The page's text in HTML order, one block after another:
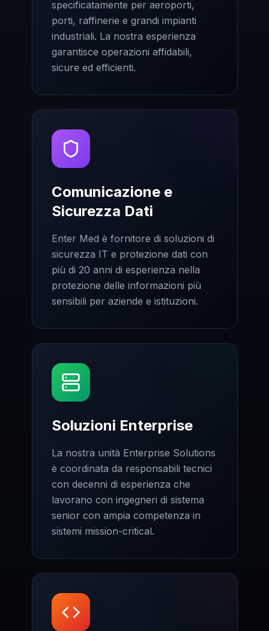
specificatamente per aeroporti,
porti, raffinerie e grandi impianti
industriali. La nostra esperienza
garantisce operazioni affidabili,
sicure ed efficienti.
Comunicazione e
Sicurezza Dati
Enter Med è fornitore di soluzioni di
sicurezza IT e protezione dati con
più di 20 anni di esperienza nella
protezione delle informazioni più
sensibili per aziende e istituzioni.
Soluzioni Enterprise
La nostra unità Enterprise Solutions
è coordinata da responsabili tecnici
con decenni di esperienza che
lavorano con ingegneri di sistema
senior con ampia competenza in
sistemi mission-critical.